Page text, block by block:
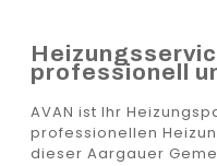
professionell
AVAN ist Ihr
professionellen
dieser Aargauer